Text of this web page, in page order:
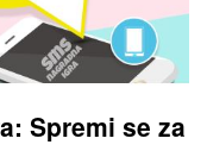
Spremi se za